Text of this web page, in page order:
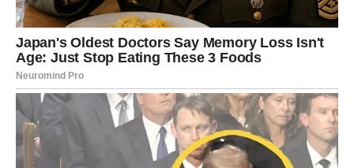
Stiže prilika koju niste očekivali
Posle emotivnih turbulencija dolazi mnogo stabilniji
period kada je novac u pitanju.
Moguće je da ćete dobiti poslovnu ponudu, dodatni izvor
prihoda ili priliku koju ste ranije smatrali nemogućom.
Ono što vas je dugo opterećivalo polako će početi da se